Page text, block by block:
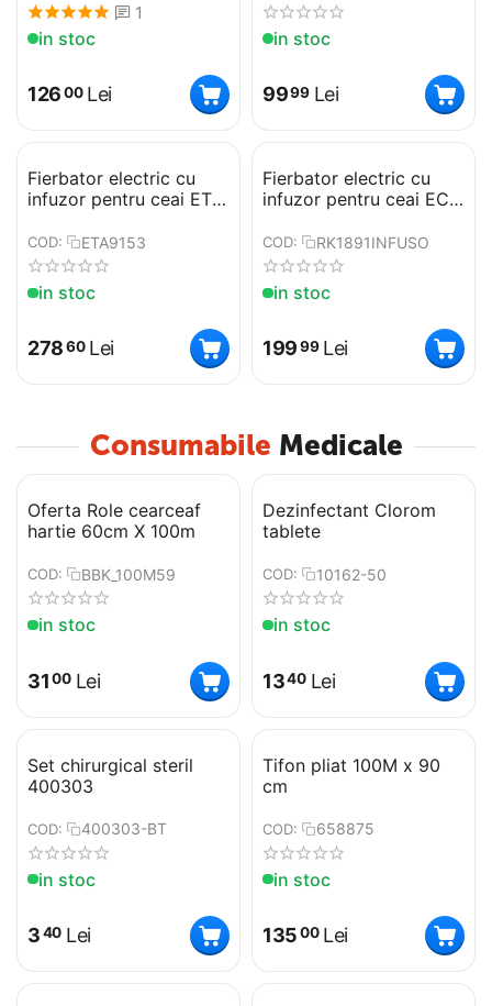
1
in stoc
12600 Lei
in stoc
9999 Lei
Fierbator electric cu
infuzor pentru ceai ETA
9153, 1.5 L, 2200W, otel
inoxidabil si sticla
COD: ETA9153
in stoc
27860 Lei
Fierbator electric cu
infuzor pentru ceai ECG
2200W, otel inoxidabil
si sticla
COD: RK1891INFUSO
in stoc
19999 Lei
Consumabile Medicale
Oferta Role cearceaf
hartie 60cm X 100m
COD: BBK_100M59
in stoc
31 00 Lei
Dezinfectant Clorom
tablete
COD: 10162-50
in stoc
1340 Lei
​Set chirurgical steril
400303
COD: 400303-BT
in stoc
340 Lei
​Tifon pliat 100M x 90
cm
COD: 658875
in stoc
13500 Lei